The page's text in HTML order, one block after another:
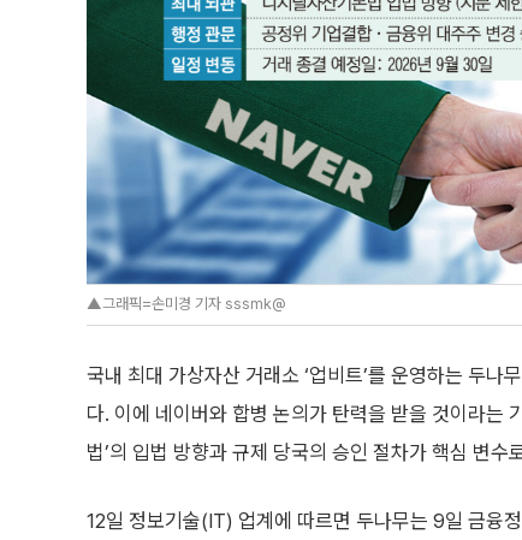
▲그래픽=손미경 기자 sssmk@
국내 최대 가상자산 거래소 ‘업비트’를 운영하는 두
다. 이에 네이버와 합병 논의가 탄력을 받을 것이라는
법’의 입법 방향과 규제 당국의 승인 절차가 핵심 변
12일 정보기술(IT) 업계에 따르면 두나무는 9일 금융